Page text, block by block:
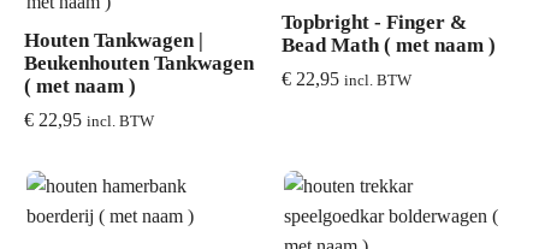
Houten Tankwagen |
Beukenhouten Tankwagen
( met naam )
€ 22,95 incl. BTW
Topbright - Finger &
Bead Math ( met naam )
€ 22,95 incl. BTW